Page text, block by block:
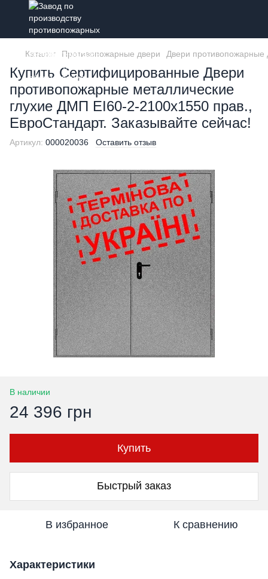
Каталог Противопожарные двери Двери противопожарные
Купить Сертифицированные Двери
противопожарные металлические
глухие ДМП ЕІ60-2-2100x1550 прав.,
ЕвроСтандарт. Заказывайте сейчас!
Артикул: 000020036 Оставить отзыв
В наличии
24 396 грн
Купить
Быстрый заказ
В избранное К сравнению
Характеристики